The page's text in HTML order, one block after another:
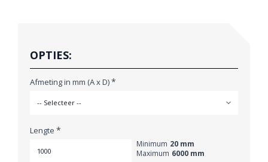
OPTIES:
Afmeting in mm (A x D)*
Lengte *
Minimum 20 mm
Maximum 6000 mm